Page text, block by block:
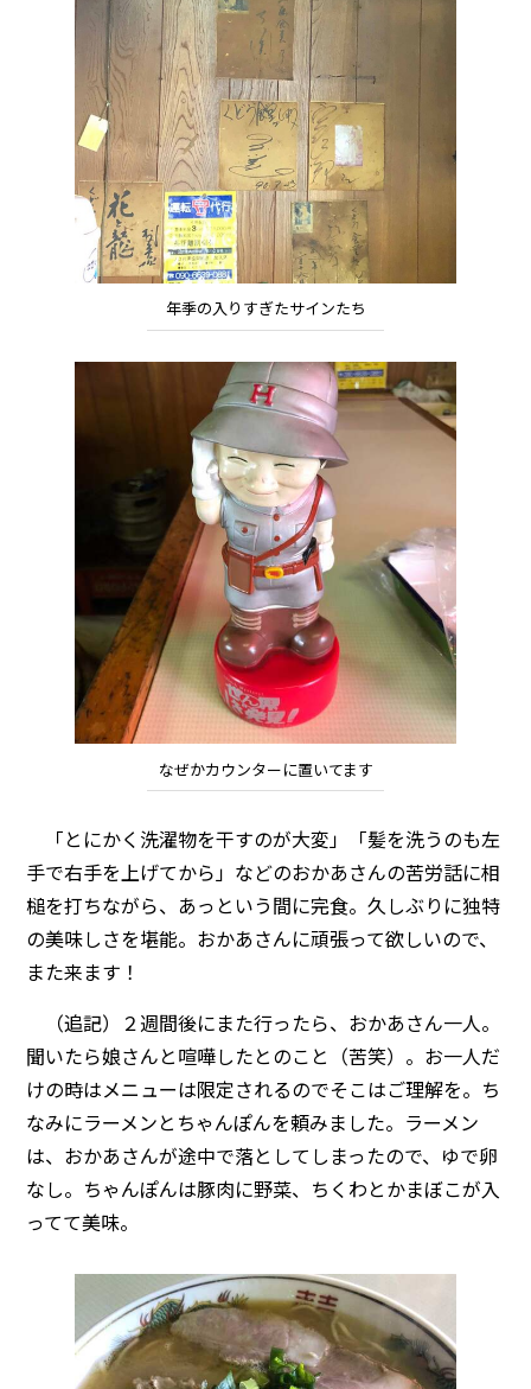
年季の入りすぎたサインたち
なぜかカウンターに置いてます
「とにかく洗濯物を干すのが大変」「髪を洗うのも左
手で右手を上げてから」などのおかあさんの苦労話に相
槌を打ちながら、あっという間に完食。久しぶりに独特
の美味しさを堪能。おかあさんに頑張って欲しいので、
また来ます！
（追記）２週間後にまた行ったら、おかあさん一人。
聞いたら娘さんと喧嘩したとのこと（苦笑）。お一人だ
けの時はメニューは限定されるのでそこはご理解を。ち
なみにラーメンとちゃんぽんを頼みました。ラーメン
は、おかあさんが途中で落としてしまったので、ゆで卵
なし。ちゃんぽんは豚肉に野菜、ちくわとかまぼこが入
ってて美味。